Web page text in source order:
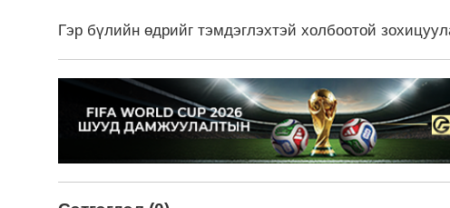
Гэр бүлийн өдрийг тэмдэглэхтэй холбоотой